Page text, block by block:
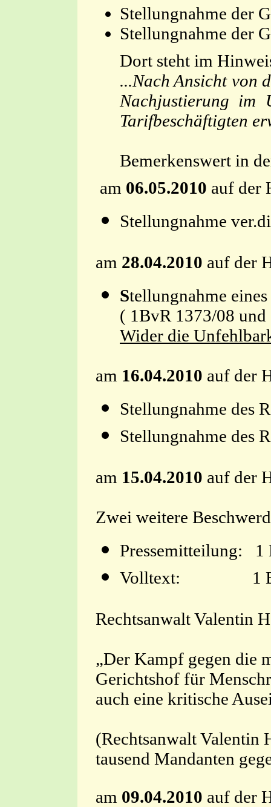
Stellungnahme der
Stellungnahme der
Dort steht im
...Nach Ansicht von
Nachjustierung im
Tarifbeschäftigten
Bemerkenswert in
am 06.05.2010 auf der
Stellungnahme
am 28.04.2010 auf der
Stellungnahme
( 1BvR 1373/08
Wider die
am 16.04.2010 auf der
Stellungnahme
Stellungnahme
am 15.04.2010 auf der
Zwei weitere
Volltext: 1 BvR
Rechtsanwalt Valentin
„Der Kampf gegen die
Gerichtshof für
auch eine kritische
(Rechtsanwalt Valentin
tausend Mandanten
am 09.04.2010 auf der